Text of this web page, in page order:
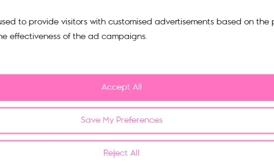
to provide visitors with customised advertisements based on the
effectiveness of the ad campaigns.
Reject All
Save My Preferences
Accept All
My account
Refund and Return Policy
Privacy Policy